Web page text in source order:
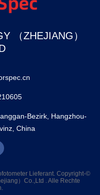
（ZHEJIANG）
Bezirk, Hangzhou-
China
Lieferant. Copyright-©
）Co.,Ltd . Alle Rechte